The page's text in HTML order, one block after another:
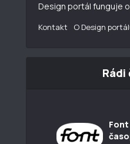
Design portál funguje
Kontakt O Design
Rádi